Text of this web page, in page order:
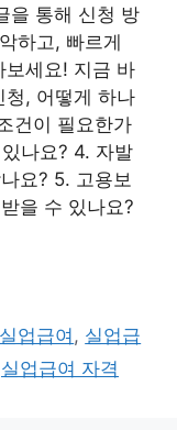
을 통해 신청 방
하고, 빠르게
보세요! 지금 바
청, 어떻게 하나
건이 필요한가
나요? 4. 자발
요? 5. 고용보
을 수 있나요?
업급여, 실업급
실업급여 자격